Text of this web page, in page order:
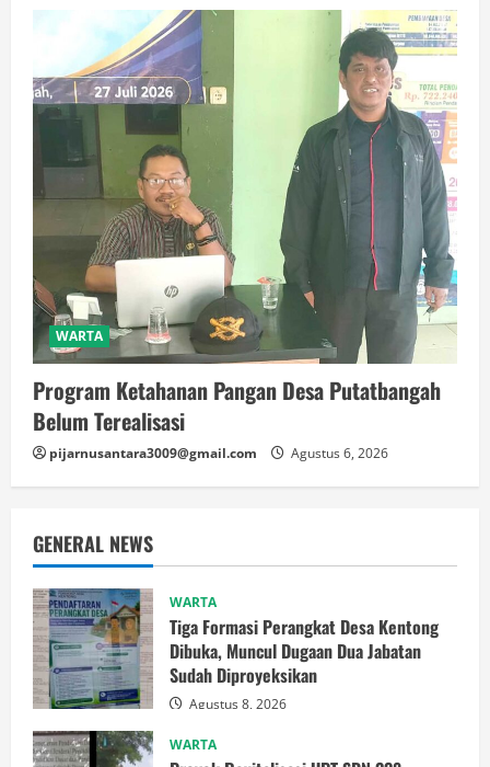
WARTA
Program Ketahanan Pangan Desa Putatbangah
Belum Terealisasi
pijarnusantara3009@gmail.com Agustus 6, 2026
GENERAL NEWS
WARTA
Tiga Formasi Perangkat Desa Kentong
Dibuka, Muncul Dugaan Dua Jabatan
Sudah Diproyeksikan
Agustus 8, 2026
WARTA